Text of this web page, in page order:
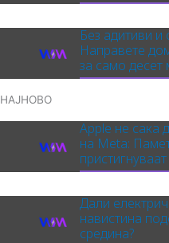
Без адитиви и
Направете
за само десет
НАЈНОВО
Apple не сака
на Meta:
Дали
навистина
средина?